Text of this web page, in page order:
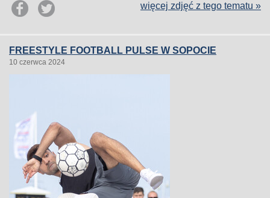
więcej zdjęć z tego tematu »
FREESTYLE FOOTBALL PULSE W SOPOCIE
10 czerwca 2024